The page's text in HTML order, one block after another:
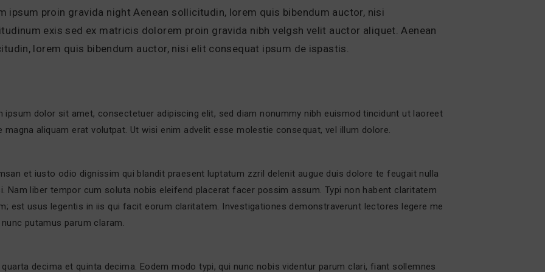
ipsum proin gravida night Aenean sollicitudin, lorem quis bibendum auctor, nisi
exis sed ex matricis dolorem proin gravida nibh velgsh velit auctor aliquet. Aenean
lorem quis bibendum auctor, nisi elit consequat ipsum de ispastis.
ipsum dolor sit amet, consectetuer adipiscing elit, sed diam nonummy nibh euismod tincidunt ut laoreet
magna aliquam erat volutpat. Ut wisi enim advelit esse molestie consequat, vel illum dolore.
et iusto odio dignissim qui blandit praesent luptatum zzril delenit augue duis dolore te feugait nulla
Nam liber tempor cum soluta nobis eleifend placerat facer possim assum. Typi non habent claritatem
est usus legentis in iis qui facit eorum claritatem. Investigationes demonstraverunt lectores legere me
putamus parum claram.
decima et quinta decima. Eodem modo typi, qui nunc nobis videntur parum clari, fiant sollemnes